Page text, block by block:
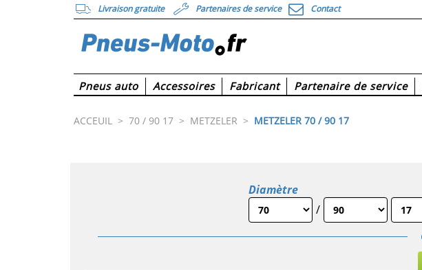
Livraison gratuite Partenaires de service Contact
Pneus auto Accessoires Fabricant Partenaire de service
ACCEUIL > 70 / 90 17 > METZELER > METZELER 70 / 90 17
Diamètre
/